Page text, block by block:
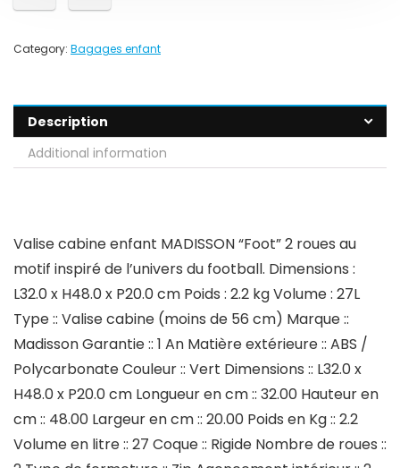
Category: Bagages enfant
Description
Additional information
Valise cabine enfant MADISSON “Foot” 2 roues au
motif inspiré de l’univers du football. Dimensions :
L32.0 x H48.0 x P20.0 cm Poids : 2.2 kg Volume : 27L
Type :: Valise cabine (moins de 56 cm) Marque ::
Madisson Garantie :: 1 An Matière extérieure :: ABS /
Polycarbonate Couleur :: Vert Dimensions :: L32.0 x
H48.0 x P20.0 cm Longueur en cm :: 32.00 Hauteur en
cm :: 48.00 Largeur en cm :: 20.00 Poids en Kg :: 2.2
Volume en litre :: 27 Coque :: Rigide Nombre de roues ::